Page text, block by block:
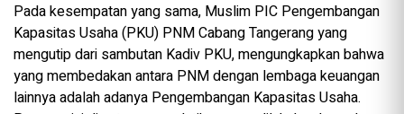
Pada kesempatan yang sama, Muslim PIC Pengembangan
Kapasitas Usaha (PKU) PNM Cabang Tangerang yang
mengutip dari sambutan Kadiv PKU, mengungkapkan bahwa
yang membedakan antara PNM dengan lembaga keuangan
lainnya adalah adanya Pengembangan Kapasitas Usaha.